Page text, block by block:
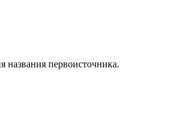
названия первоисточника.